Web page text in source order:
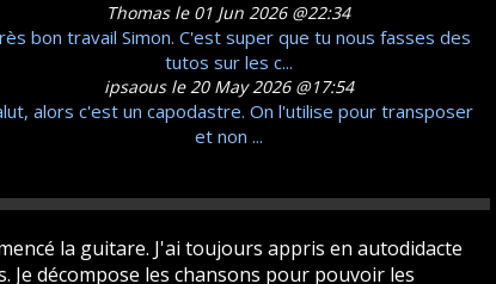
Thomas le 01 Jun 2026 @22:34
bon travail Simon. C'est super que tu nous fasses des
tutos sur les c...
ipsaous le 20 May 2026 @17:54
alors c'est un capodastre. On l'utilise pour transposer
et non ...
la guitare. J'ai toujours appris en autodidacte
Je décompose les chansons pour pouvoir les